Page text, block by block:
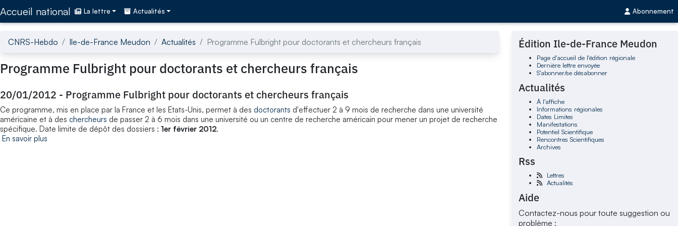
Accueil national La lettre Actualités Abonnement
CNRS-Hebdo Ile-de-France Meudon Actualités Programme Fulbright pour doctorants et chercheurs français
Programme Fulbright pour doctorants et chercheurs français
20/01/2012 - Programme Fulbright pour doctorants et chercheurs français
Ce programme, mis en place par la France et les Etats-Unis, permet à des doctorants d'effectuer 2 à 9 mois de recherche dans une université
américaine et à des chercheurs de passer 2 à 6 mois dans une université ou un centre de recherche américain pour mener un projet de recherche
spécifique. Date limite de dépôt des dossiers : 1er février 2012.
En savoir plus
Édition Ile-de-France Meudon
Page d'accueil de l'édition régionale
Dernière lettre envoyée
S'abonner/se désabonner
Actualités
À l'affiche
Informations régionales
Dates Limites
Manifestations
Potentiel Scientifique
Rencontres Scientifiques
Archives
Rss
Lettres
Actualités
Aide
Contactez-nous pour toute suggestion ou
problème :